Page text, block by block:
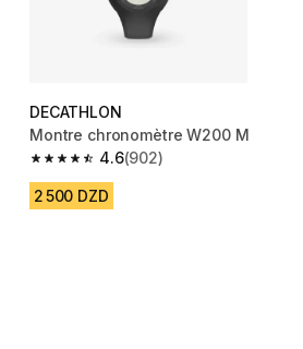
DECATHLON
Montre chronomètre W200 M
4.6
4.6 out of 5 stars from 902 reviews
(902)
2 500 DZD